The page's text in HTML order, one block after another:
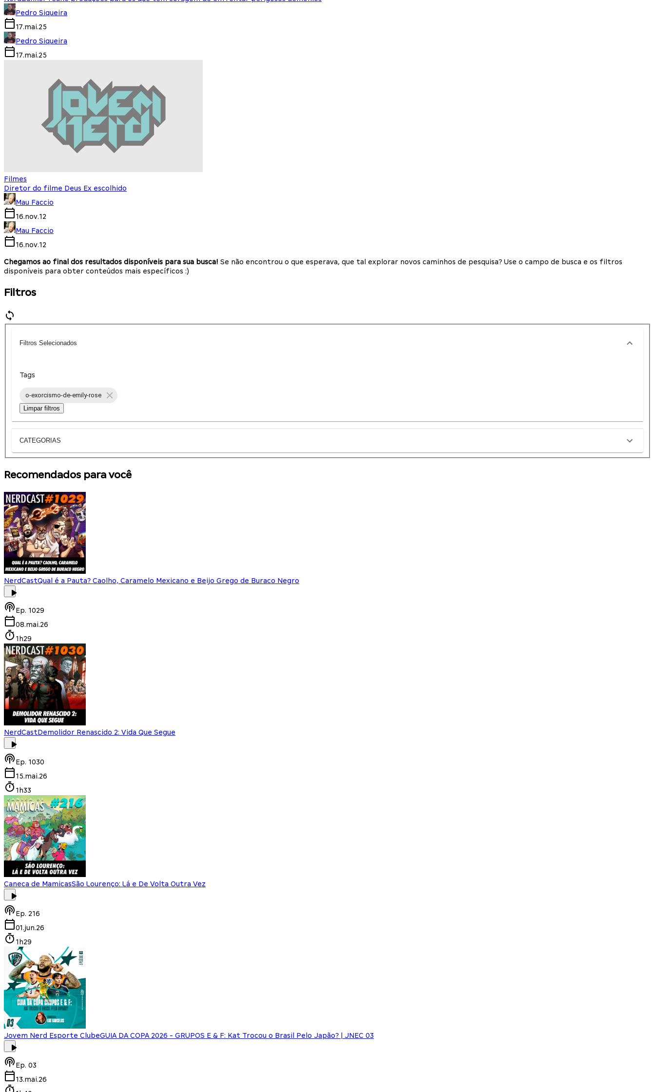
Pedro Siqueira
17.mai.25
Pedro Siqueira
17.mai.25
Filmes
Diretor do filme Deus Ex escolhido
Mau Faccio
16.nov.12
Mau Faccio
16.nov.12
Chegamos ao final dos resultados disponíveis para sua busca! Se não encontrou o que esperava, que tal explorar novos caminhos de pesquisa? Use o campo de busca e os filtros
disponíveis para obter conteúdos mais específicos :)
Filtros
Filtros Selecionados
Tags
o-exorcismo-de-emily-rose
Limpar filtros
CATEGORIAS
Recomendados para você
NerdCastQual é a Pauta? Caolho, Caramelo Mexicano e Beijo Grego de Buraco Negro
Ep. 1029
08.mai.26
1h29
NerdCastDemolidor Renascido 2: Vida Que Segue
Ep. 1030
15.mai.26
1h33
Caneca de MamicasSão Lourenço: Lá e De Volta Outra Vez
Ep. 216
01.jun.26
1h29
Jovem Nerd Esporte ClubeGUIA DA COPA 2026 - GRUPOS E & F: Kat Trocou o Brasil Pelo Japão? | JNEC 03
Ep. 03
13.mai.26